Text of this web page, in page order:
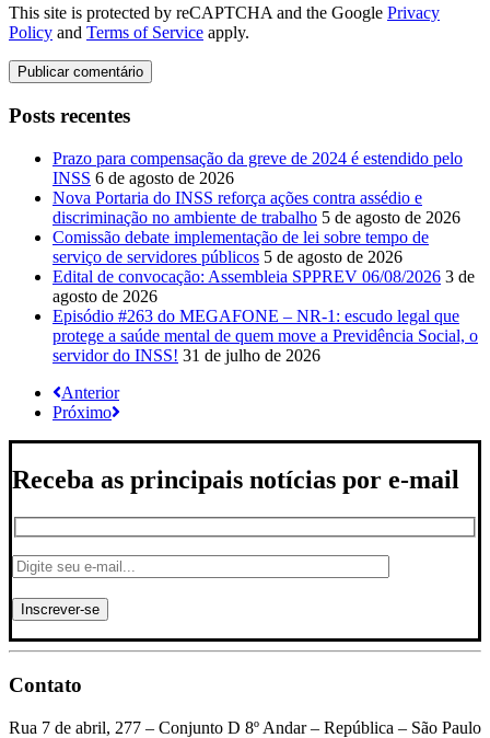
This site is protected by reCAPTCHA and the Google Privacy
Policy and Terms of Service apply.
Posts recentes
Prazo para compensação da greve de 2024 é estendido pelo
INSS 6 de agosto de 2026
Nova Portaria do INSS reforça ações contra assédio e
discriminação no ambiente de trabalho 5 de agosto de 2026
Comissão debate implementação de lei sobre tempo de
serviço de servidores públicos 5 de agosto de 2026
Edital de convocação: Assembleia SPPREV 06/08/2026 3 de
agosto de 2026
Episódio #263 do MEGAFONE – NR-1: escudo legal que
protege a saúde mental de quem move a Previdência Social, o
servidor do INSS! 31 de julho de 2026
Anterior
Próximo
Receba as principais notícias por e-mail
Contato
Rua 7 de abril, 277 – Conjunto D 8º Andar – República – São Paulo